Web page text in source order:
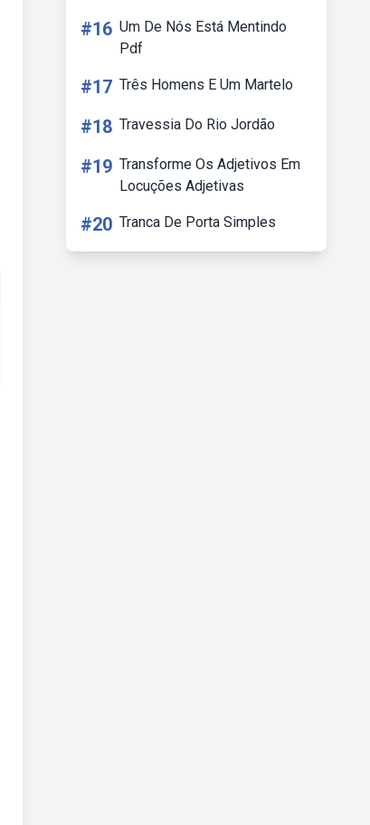
#16 Um De Nós Está Mentindo
Pdf
#17 Três Homens E Um Martelo
#18 Travessia Do Rio Jordão
#19 Transforme Os Adjetivos Em
Locuções Adjetivas
#20 Tranca De Porta Simples